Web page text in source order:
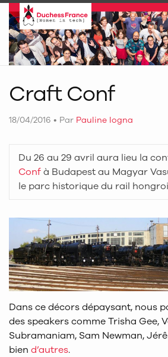
Craft Conf
18/04/2016 • Par Pauline Iogna
Du 26 au 29 avril aura lieu la
Confà Budapest au Magyar
le parc historique du rail
Dans ce décors dépaysant, nous
des speakers comme Trisha Gee,
Subramaniam, Sam Newman,
bien d’autres.